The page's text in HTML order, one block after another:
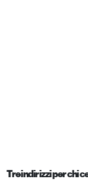
Tre indirizzi per chi